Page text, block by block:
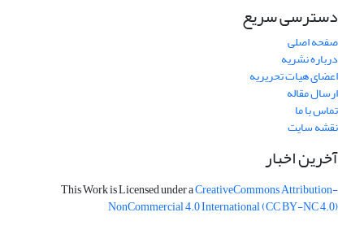
دسترسی سریع
صفحه اصلی
درباره نشریه
اعضای هیات تحریریه
ارسال مقاله
تماس با ما
نقشه سایت
آخرین اخبار
This Work is Licensed under aCreativeCommonsAttribution-
NonCommercial 4.0 International(CC BY-NC 4.0)